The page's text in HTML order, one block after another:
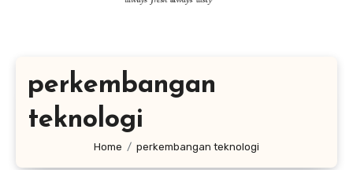
perkembangan
teknologi
Home perkembangan teknologi